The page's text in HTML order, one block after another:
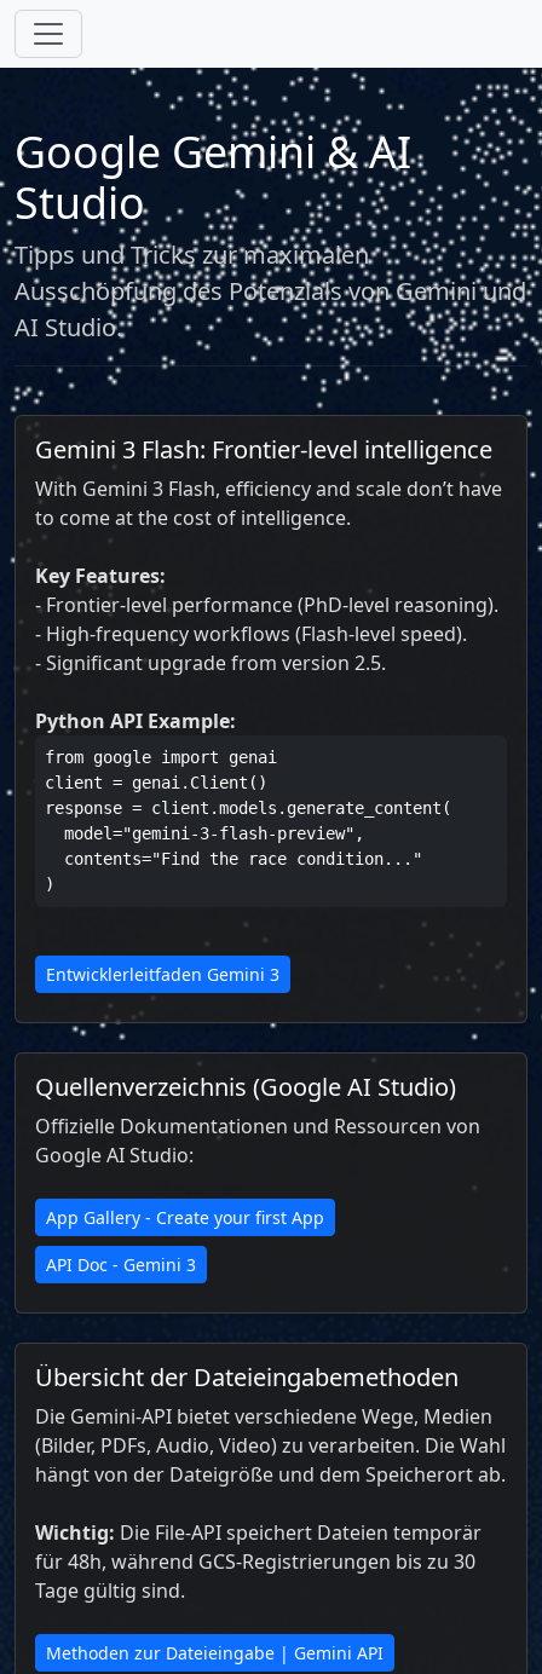
Google Gemini & AI
Studio
Tipps und Tricks zur maximalen
Ausschöpfung des Potenzials von Gemini und
AI Studio.
Gemini 3 Flash: Frontier-level intelligence
With Gemini 3 Flash, efficiency and scale don’t have
to come at the cost of intelligence.
Key Features:
- Frontier-level performance (PhD-level reasoning).
- High-frequency workflows (Flash-level speed).
- Significant upgrade from version 2.5.
Python API Example:
from google import genai
client = genai.Client()
response = client.models.generate_content(
  model="gemini-3-flash-preview",
  contents="Find the race condition..."
)
Entwicklerleitfaden Gemini 3
Quellenverzeichnis (Google AI Studio)
Offizielle Dokumentationen und Ressourcen von
Google AI Studio:
App Gallery - Create your first App
API Doc - Gemini 3
Übersicht der Dateieingabemethoden
Die Gemini-API bietet verschiedene Wege, Medien
(Bilder, PDFs, Audio, Video) zu verarbeiten. Die Wahl
hängt von der Dateigröße und dem Speicherort ab.
Wichtig: Die File-API speichert Dateien temporär
für 48h, während GCS-Registrierungen bis zu 30
Tage gültig sind.
Methoden zur Dateieingabe | Gemini API